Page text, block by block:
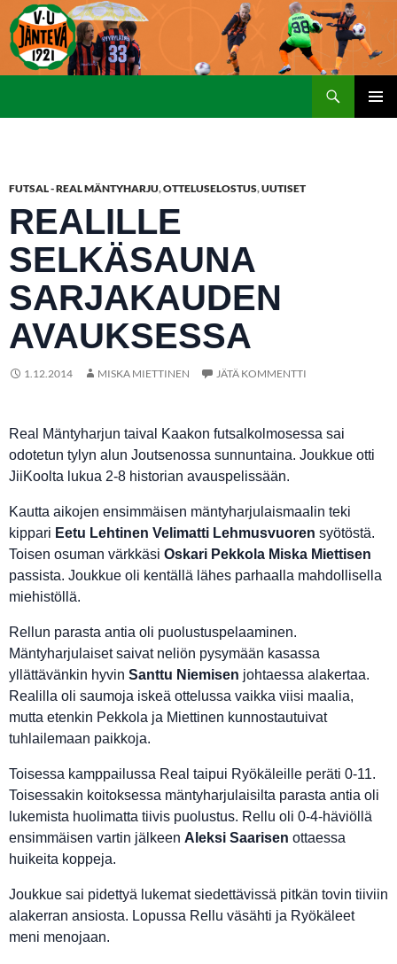
FUTSAL - REAL MÄNTYHARJU,OTTELUSELOSTUS,UUTISET
REALILLE
SELKÄSAUNA
SARJAKAUDEN
AVAUKSESSA
1.12.2014 MISKA MIETTINEN JÄTÄ KOMMENTTI
Real Mäntyharjun taival Kaakon futsalkolmosessa sai
odotetun tylyn alun Joutsenossa sunnuntaina. Joukkue otti
JiiKoolta lukua 2-8 historian avauspelissään.
Kautta aikojen ensimmäisen mäntyharjulaismaalin teki
kippari Eetu Lehtinen Velimatti Lehmusvuoren syötöstä.
Toisen osuman värkkäsi Oskari Pekkola Miska Miettisen
passista. Joukkue oli kentällä lähes parhaalla mahdollisella
miehistöllä.
Rellun parasta antia oli puolustuspelaaminen.
Mäntyharjulaiset saivat neliön pysymään kasassa
yllättävänkin hyvin Santtu Niemisen johtaessa alakertaa.
Realilla oli saumoja iskeä ottelussa vaikka viisi maalia,
mutta etenkin Pekkola ja Miettinen kunnostautuivat
tuhlailemaan paikkoja.
Toisessa kamppailussa Real taipui Ryökäleille peräti 0-11.
Toisessakin koitoksessa mäntyharjulaisilta parasta antia oli
lukemista huolimatta tiivis puolustus. Rellu oli 0-4-häviöllä
ensimmäisen vartin jälkeen Aleksi Saarisen ottaessa
huikeita koppeja.
Joukkue sai pidettyä lukemat siedettävissä pitkän tovin tiiviin
alakerran ansiosta. Lopussa Rellu väsähti ja Ryökäleet
meni menojaan.